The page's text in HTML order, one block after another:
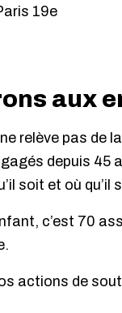
19e
aux
relève pas de
depuis 45
soit et où qu’il
c’est 70
actions de